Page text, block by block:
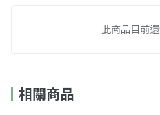
此商品目前
相關商品